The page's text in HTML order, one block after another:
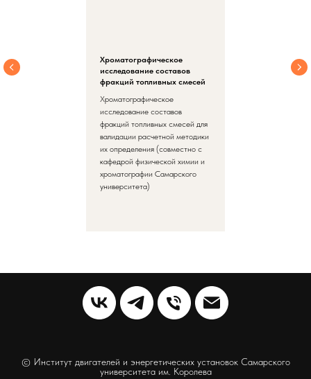
Хроматографическое
исследование составов
фракций топливных смесей
Хроматографическое
исследование составов
фракций топливных смесей для
валидации расчетной методики
их определения (совместно с
кафедрой физической химии и
хроматографии Самарского
университета)
© Институт двигателей и энергетических установок Самарского
университета им. Королева